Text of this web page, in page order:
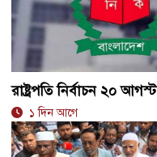
রাষ্ট্রপতি নির্বাচন ২০ আগস্ট
১ দিন আগে